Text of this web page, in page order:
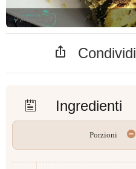
Condividi
Ingredienti
Porzioni